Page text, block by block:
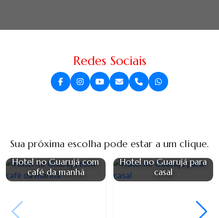
Redes Sociais
Sua próxima escolha pode estar a um clique.
Hotel no Guarujá com
café da manhã
Hotel no Guarujá para
casal